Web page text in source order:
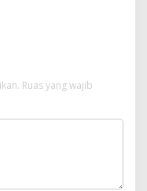
Ruas yang wajib